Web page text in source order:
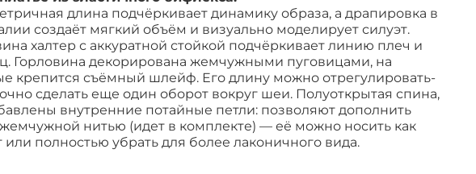
длина подчёркивает динамику образа, а драпировка в
создаёт мягкий объём и визуально моделирует силуэт.
халтер с аккуратной стойкой подчёркивает линию плеч и
Горловина декорирована жемчужными пуговицами, на
крепится съёмный шлейф. Его длину можно отрегулировать-
сделать еще один оборот вокруг шеи. Полуоткрытая спина,
внутренние потайные петли: позволяют дополнить
нитью (идет в комплекте) — её можно носить как
или полностью убрать для более лаконичного вида.